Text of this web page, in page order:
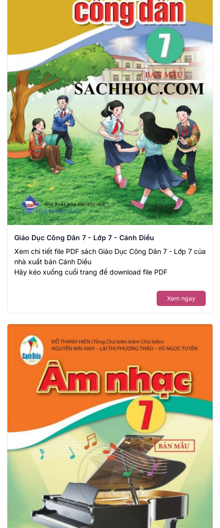
Giáo Dục Công Dân 7 - Lớp 7 - Cánh Diều
Xem chi tiết file PDF sách Giáo Dục Công Dân 7 - Lớp 7 của
nhà xuất bản Cánh Diều
Hãy kéo xuống cuối trang để download file PDF
Xem ngay